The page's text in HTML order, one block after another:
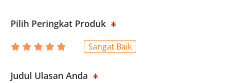
Pilih Peringkat Produk
Sangat Baik
Judul Ulasan Anda